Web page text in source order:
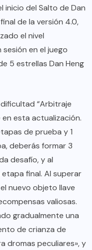
inicio del Salto de Dan
de la versión 4.0,
el nivel
en el juego
5 estrellas Dan Heng
“Arbitraje
esta actualización.
de prueba y 1
deberás formar 3
desafío, y al
final. Al superar
nuevo objeto llave
valiosas.
gradualmente una
de crianza de
dromas peculiares», y